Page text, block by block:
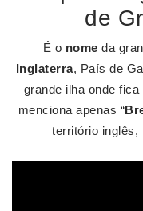
de
É o nome da
Inglaterra, País de
grande ilha onde fica
menciona apenas “
território inglês,